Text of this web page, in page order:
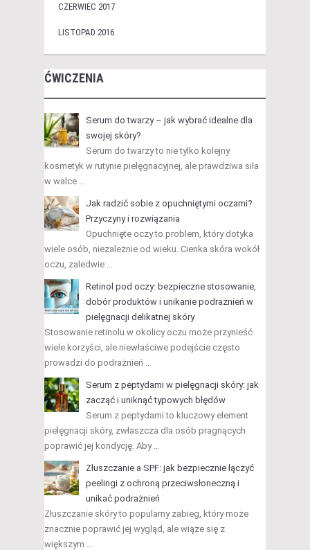
CZERWIEC 2017
LISTOPAD 2016
ĆWICZENIA
Serum do twarzy – jak wybrać idealne dla
swojej skóry?
Serum do twarzy to nie tylko kolejny
kosmetyk w rutynie pielęgnacyjnej, ale prawdziwa siła
w walce …
Jak radzić sobie z opuchniętymi oczami?
Przyczyny i rozwiązania
Opuchnięte oczy to problem, który dotyka
wiele osób, niezależnie od wieku. Cienka skóra wokół
oczu, zaledwie …
Retinol pod oczy: bezpieczne stosowanie,
dobór produktów i unikanie podrażnień w
pielęgnacji delikatnej skóry
Stosowanie retinolu w okolicy oczu może przynieść
wiele korzyści, ale niewłaściwe podejście często
prowadzi do podrażnień …
Serum z peptydami w pielęgnacji skóry: jak
zacząć i uniknąć typowych błędów
Serum z peptydami to kluczowy element
pielęgnacji skóry, zwłaszcza dla osób pragnących
poprawić jej kondycję. Aby …
Złuszczanie a SPF: jak bezpiecznie łączyć
peelingi z ochroną przeciwsłoneczną i
unikać podrażnień
Złuszczanie skóry to popularny zabieg, który może
znacznie poprawić jej wygląd, ale wiąże się z
większym …